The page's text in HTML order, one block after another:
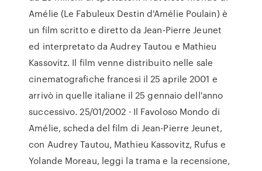
Amélie (Le Fabuleux Destin d'Amélie Poulain) è
un film scritto e diretto da Jean-Pierre Jeunet
ed interpretato da Audrey Tautou e Mathieu
Kassovitz. Il film venne distribuito nelle sale
cinematografiche francesi il 25 aprile 2001 e
arrivò in quelle italiane il 25 gennaio dell'anno
successivo. 25/01/2002 · Il Favoloso Mondo di
Amélie, scheda del film di Jean-Pierre Jeunet,
con Audrey Tautou, Mathieu Kassovitz, Rufus e
Yolande Moreau, leggi la trama e la recensione,